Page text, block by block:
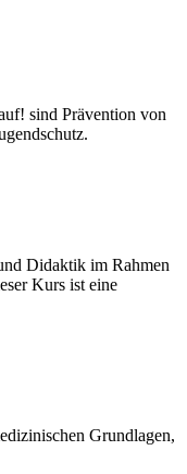
sind Prävention von
Didaktik im Rahmen
Kurs ist eine
Grundlagen,